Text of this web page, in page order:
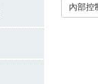
內部控